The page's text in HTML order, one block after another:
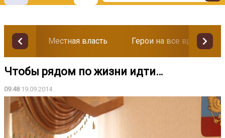
Местная власть Герои на все времена
Чтобы рядом по жизни идти…
09:4819.09.2014